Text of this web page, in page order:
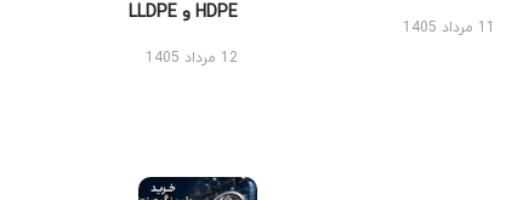
11 مرداد 1405
HDPE و LLDPE
12 مرداد 1405